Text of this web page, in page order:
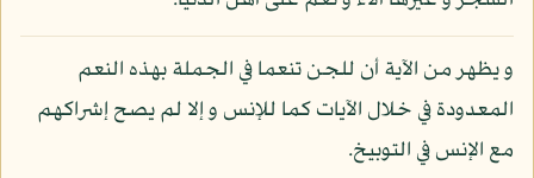
و يظهر من الآية أن للجن تنعما في الجملة بهذه النعم
المعدودة في خلال الآيات كما للإنس و إلا لم يصح إشراكهم
مع الإنس في التوبيخ.